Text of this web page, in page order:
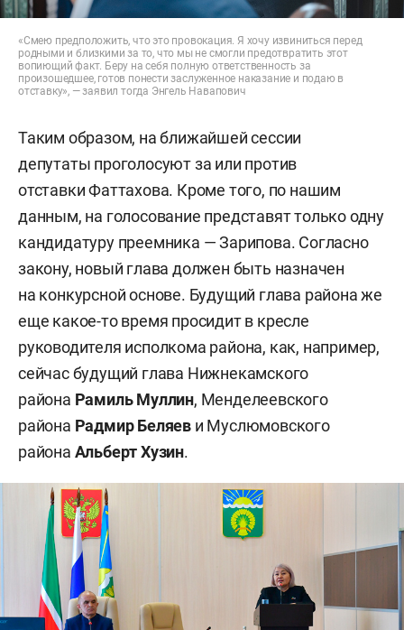
«Смею предположить, что это провокация. Я хочу извиниться перед
родными и близкими за то, что мы не смогли предотвратить этот
вопиющий факт. Беру на себя полную ответственность за
произошедшее, готов понести заслуженное наказание и подаю в
отставку», — заявил тогда Энгель Навапович
Таким образом, на ближайшей сессии
депутаты проголосуют за или против
отставки Фаттахова. Кроме того, по нашим
данным, на голосование представят только одну
кандидатуру преемника — Зарипова. Согласно
закону, новый глава должен быть назначен
на конкурсной основе. Будущий глава района же
еще какое-то время просидит в кресле
руководителя исполкома района, как, например,
сейчас будущий глава Нижнекамского
района Рамиль Муллин, Менделеевского
района Радмир Беляев и Муслюмовского
района Альберт Хузин.